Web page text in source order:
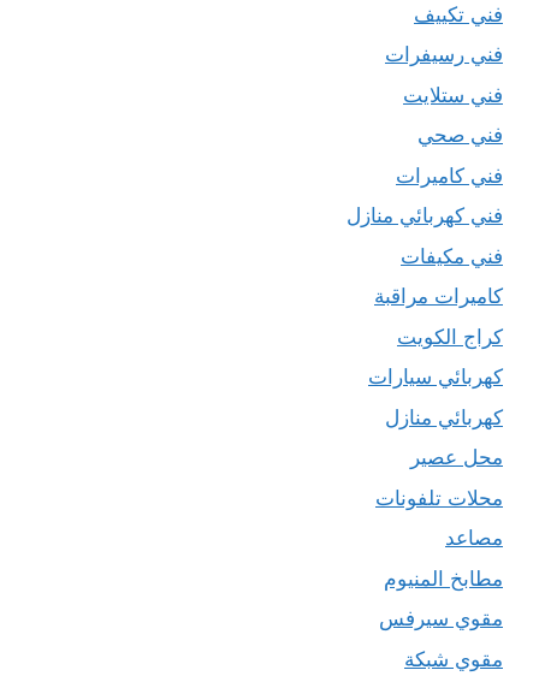
فني تكييف
فني رسيفرات
فني ستلايت
فني صحي
فني كاميرات
فني كهربائي منازل
فني مكيفات
كاميرات مراقبة
كراج الكويت
كهربائي سيارات
كهربائي منازل
محل عصير
محلات تلفونات
مصاعد
مطابخ المنيوم
مقوي سيرفس
مقوي شبكة